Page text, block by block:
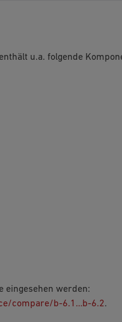
u.a. folgende
eingesehen werden:
compare/b-6.1…b-6.2.